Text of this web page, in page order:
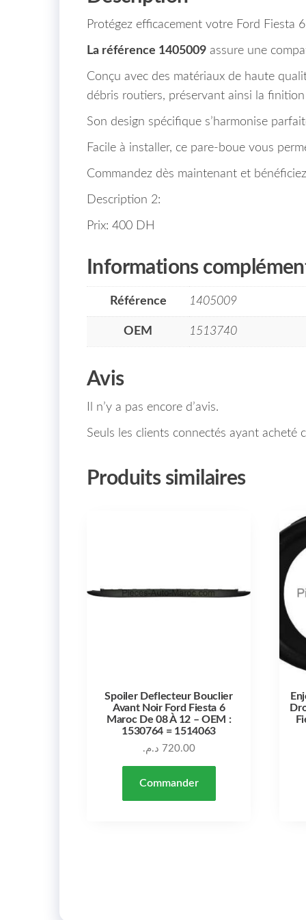
Protégez efficacement votre Ford Fiesta
La référence 1405009 assure une
Conçu avec des matériaux de haute
débris routiers, préservant ainsi la
Son design spécifique s’harmonise
Facile à installer, ce pare-boue vous
Commandez dès maintenant et
Description 2:
Prix: 400 DH
Informations
Référence 1405009
OEM 1513740
Avis
Il n’y a pas encore d’avis.
Seuls les clients connectés ayant
Produits similaires
Spoiler Deflecteur Bouclier
Avant Noir Ford Fiesta 6
Maroc De 08 À 12 – OEM :
1530764 = 1514063
720.00 د.م.
Commander